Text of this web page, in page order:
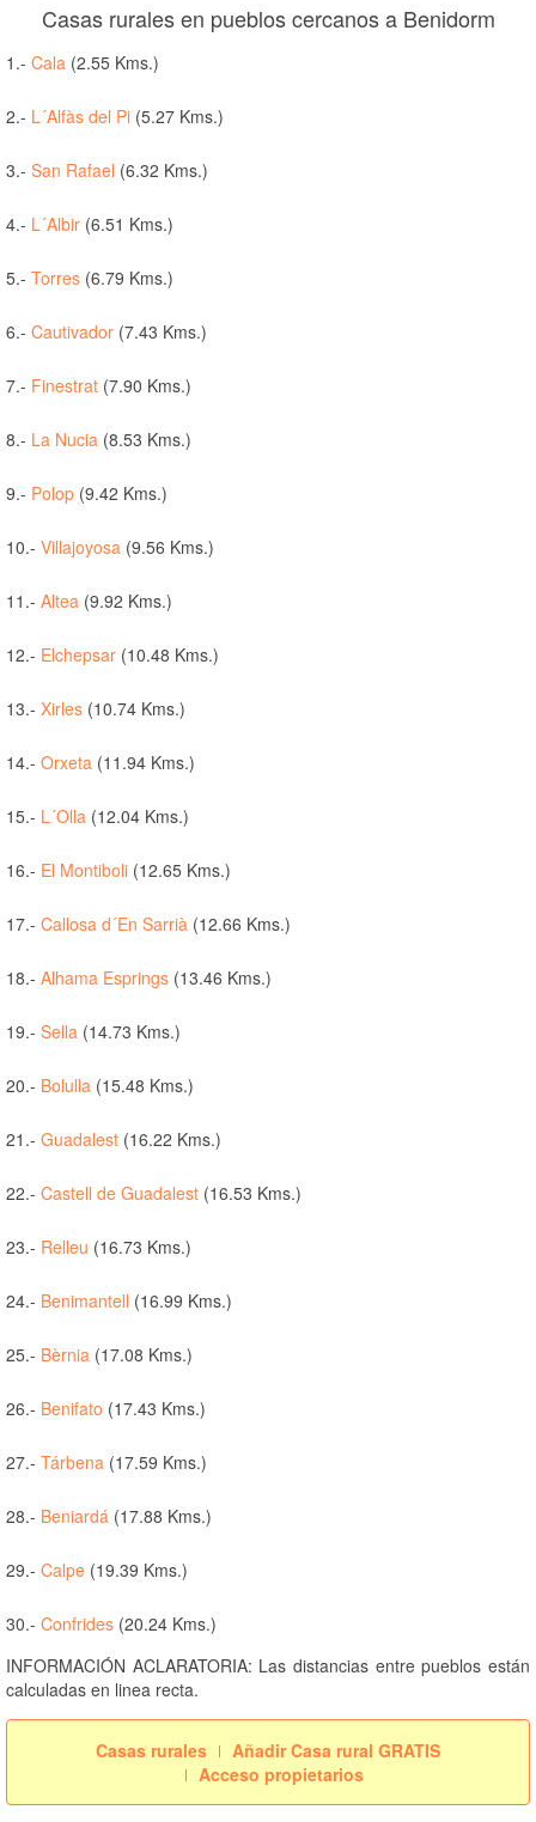
Casas rurales en pueblos cercanos a Benidorm
1.- Cala (2.55 Kms.)
2.- L´Alfàs del Pi (5.27 Kms.)
3.- San Rafael (6.32 Kms.)
4.- L´Albir (6.51 Kms.)
5.- Torres (6.79 Kms.)
6.- Cautivador (7.43 Kms.)
7.- Finestrat (7.90 Kms.)
8.- La Nucia (8.53 Kms.)
9.- Polop (9.42 Kms.)
10.- Villajoyosa (9.56 Kms.)
11.- Altea (9.92 Kms.)
12.- Elchepsar (10.48 Kms.)
13.- Xirles (10.74 Kms.)
14.- Orxeta (11.94 Kms.)
15.- L´Olla (12.04 Kms.)
16.- El Montiboli (12.65 Kms.)
17.- Callosa d´En Sarrià (12.66 Kms.)
18.- Alhama Esprings (13.46 Kms.)
19.- Sella (14.73 Kms.)
20.- Bolulla (15.48 Kms.)
21.- Guadalest (16.22 Kms.)
22.- Castell de Guadalest (16.53 Kms.)
23.- Relleu (16.73 Kms.)
24.- Benimantell (16.99 Kms.)
25.- Bèrnia (17.08 Kms.)
26.- Benifato (17.43 Kms.)
27.- Tárbena (17.59 Kms.)
28.- Beniardá (17.88 Kms.)
29.- Calpe (19.39 Kms.)
30.- Confrides (20.24 Kms.)
INFORMACIÓN ACLARATORIA: Las distancias entre pueblos están
calculadas en linea recta.
Casas rurales
Añadir Casa rural GRATIS
Acceso propietarios